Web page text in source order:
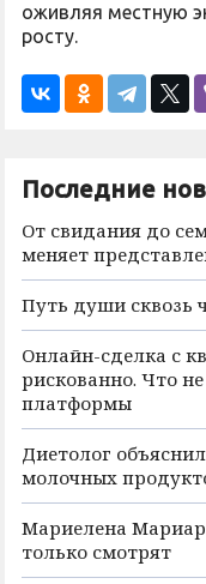
оживляя местную
росту.
Последние
От свидания до
меняет
Путь души сквозь
Онлайн-сделка с
рискованно. Что
платформы
Диетолог
молочных
Мариелена
только смотрят